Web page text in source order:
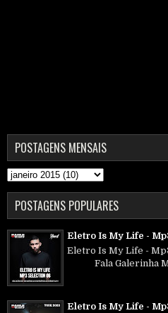
POSTAGENS MENSAIS
POSTAGENS POPULARES
Eletro Is My Life -
Eletro Is My Life -
Fala Galerinha My
Eletro Is My Life -